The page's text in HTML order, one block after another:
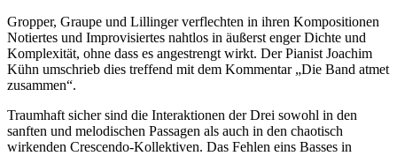
Gropper, Graupe und Lillinger verflechten in ihren Kompositionen
Notiertes und Improvisiertes nahtlos in äußerst enger Dichte und
Komplexität, ohne dass es angestrengt wirkt. Der Pianist Joachim
Kühn umschrieb dies treffend mit dem Kommentar „Die Band atmet
zusammen“.
Traumhaft sicher sind die Interaktionen der Drei sowohl in den
sanften und melodischen Passagen als auch in den chaotisch
wirkenden Crescendo-Kollektiven. Das Fehlen eins Basses in